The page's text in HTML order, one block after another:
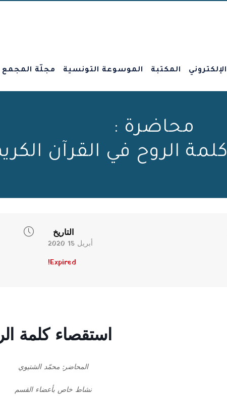
المكتبة الموسوعة التونسية مجلّة المجمع
محاضرة :
الروح في القرآن
التاريخ
أبريل 15 2020
Expired!
استقصاء كلمة
المحاضر: محمّد الشتيوي
نشاط خاص بأعضاء القسم